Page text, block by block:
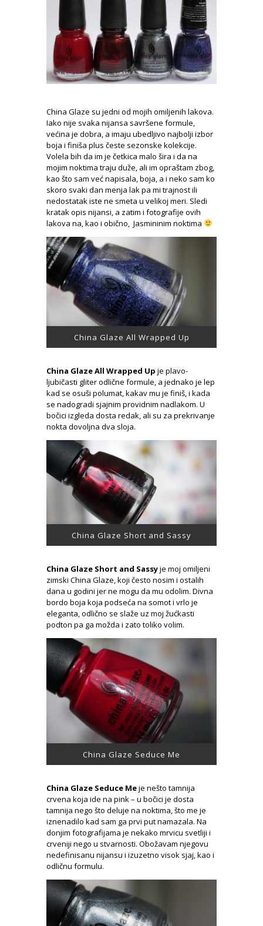
China Glaze su jedni od mojih omiljenih lakova.
Iako nije svaka nijansa savršene formule,
većina je dobra, a imaju ubedljivo najbolji izbor
boja i finiša plus česte sezonske kolekcije.
Volela bih da im je četkica malo šira i da na
mojim noktima traju duže, ali im opraštam zbog,
kao što sam već napisala, boja, a i neko sam ko
skoro svaki dan menja lak pa mi trajnost ili
nedostatak iste ne smeta u velikoj meri. Sledi
kratak opis nijansi, a zatim i fotografije ovih
lakova na, kao i obično, Jasmininim noktima
China Glaze All Wrapped Up
China Glaze All Wrapped Up je plavo-
ljubičasti gliter odlične formule, a jednako je lep
kad se osuši polumat, kakav mu je finiš, i kada
se nadogradi sjajnim providnim nadlakom. U
bočici izgleda dosta redak, ali su za prekrivanje
nokta dovoljna dva sloja.
China Glaze Short and Sassy
China Glaze Short and Sassyje moj omiljeni
zimski China Glaze, koji često nosim i ostalih
dana u godini jer ne mogu da mu odolim. Divna
bordo boja koja podseća na somot i vrlo je
eleganta, odlično se slaže uz moj žućkasti
podton pa ga možda i zato toliko volim.
China Glaze Seduce Me
China Glaze Seduce Meje nešto tamnija
crvena koja ide na pink – u bočici je dosta
tamnija nego što deluje na noktima, što me je
iznenadilo kad sam ga prvi put namazala. Na
donjim fotografijama je nekako mrvicu svetliji i
crveniji nego u stvarnosti. Obožavam njegovu
nedefinisanu nijansu i izuzetno visok sjaj, kao i
odličnu formulu.